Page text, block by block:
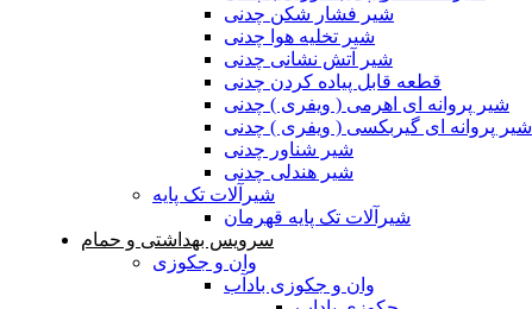
شیر فشار شکن چدنی
شیر تخلیه هوا چدنی
شیر آتش نشانی چدنی
قطعه قابل پیاده کردن چدنی
شیر پروانه ای اهرمی ( ویفری ) چدنی
شیر پروانه ای گیربکسی ( ویفری ) چدنی
شیر شناور چدنی
شیر هندلی چدنی
شیرآلات تک پایه
شیرآلات تک پایه قهرمان
سرویس بهداشتی و حمام
وان و جکوزی
وان و جکوزی بادآب